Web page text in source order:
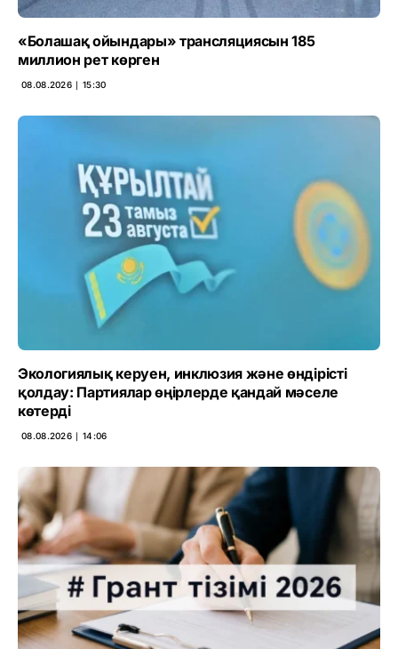
«Болашақ ойындары» трансляциясын 185
миллион рет көрген
08.08.2026 ∣ 15:30
Экологиялық керуен, инклюзия және өндірісті
қолдау: Партиялар өңірлерде қандай мәселе
көтерді
08.08.2026 ∣ 14:06